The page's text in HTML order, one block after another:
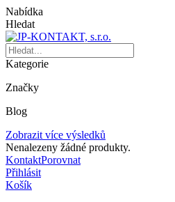
Nabídka
Hledat
Kategorie
Značky
Blog
Zobrazit více výsledků
Nenalezeny žádné produkty.
KontaktPorovnat
Přihlásit
Košík